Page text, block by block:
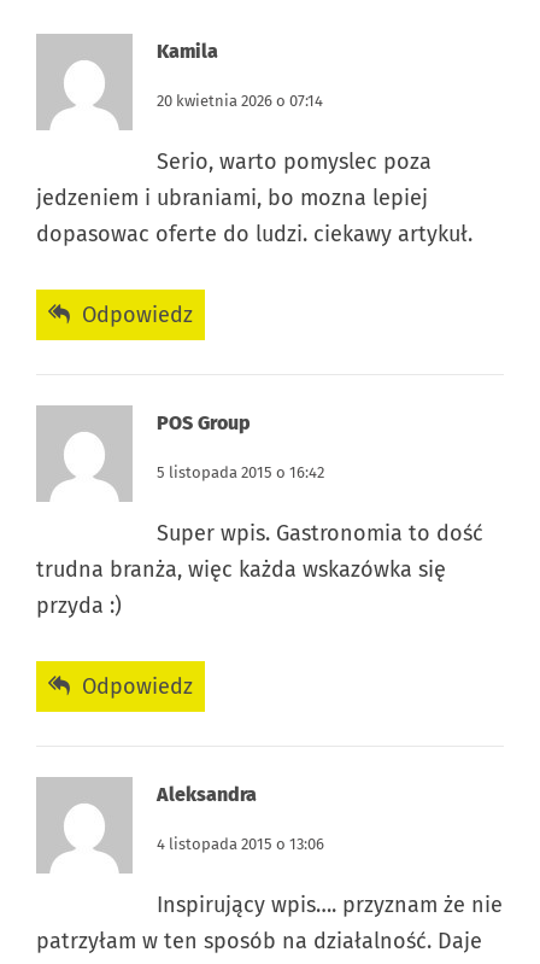
Kamila
20 kwietnia 2026 o 07:14
Serio, warto pomyslec poza
jedzeniem i ubraniami, bo mozna lepiej
dopasowac oferte do ludzi. ciekawy artykuł.
Odpowiedz
POS Group
5 listopada 2015 o 16:42
Super wpis. Gastronomia to dość
trudna branża, więc każda wskazówka się
przyda :)
Odpowiedz
Aleksandra
4 listopada 2015 o 13:06
Inspirujący wpis…. przyznam że nie
patrzyłam w ten sposób na działalność. Daje